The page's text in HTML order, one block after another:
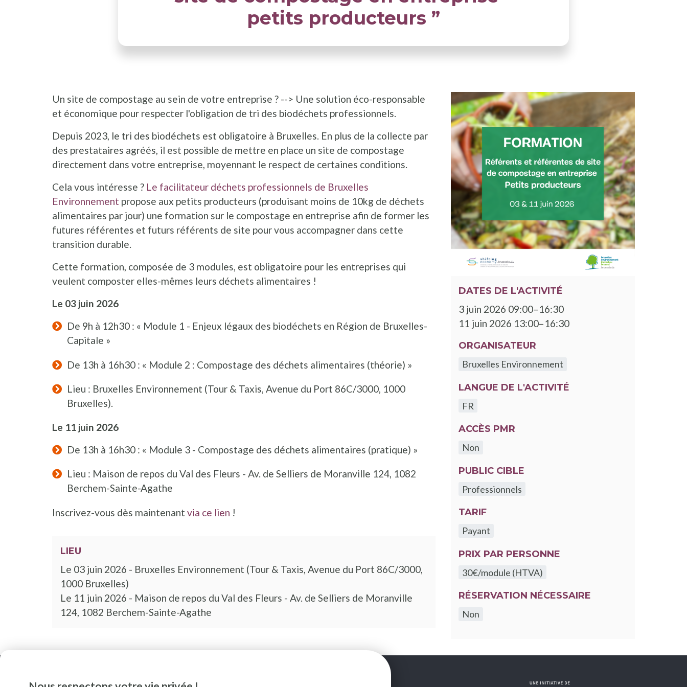
petits producteurs ”
Un site de compostage au sein de votre entreprise ? --> Une solution éco-responsable
et économique pour respecter l'obligation de tri des biodéchets professionnels.
Depuis 2023, le tri des biodéchets est obligatoire à Bruxelles. En plus de la collecte par
des prestataires agréés, il est possible de mettre en place un site de compostage
directement dans votre entreprise, moyennant le respect de certaines conditions.
Cela vous intéresse ? Le facilitateur déchets professionnels de Bruxelles
Environnement propose aux petits producteurs (produisant moins de 10kg de déchets
alimentaires par jour) une formation sur le compostage en entreprise afin de former les
futures référentes et futurs référents de site pour vous accompagner dans cette
transition durable.
Cette formation, composée de 3 modules, est obligatoire pour les entreprises qui
veulent composter elles-mêmes leurs déchets alimentaires !
Le 03 juin 2026
De 9h à 12h30 : « Module 1 - Enjeux légaux des biodéchets en Région de Bruxelles-
Capitale »
De 13h à 16h30 : « Module 2 : Compostage des déchets alimentaires (théorie) »
Lieu : Bruxelles Environnement (Tour & Taxis, Avenue du Port 86C/3000, 1000
Bruxelles).
Le 11 juin 2026
De 13h à 16h30 : « Module 3 - Compostage des déchets alimentaires (pratique) »
Lieu : Maison de repos du Val des Fleurs - Av. de Selliers de Moranville 124, 1082
Berchem-Sainte-Agathe
Inscrivez-vous dès maintenant via ce lien !
LIEU
Le 03 juin 2026 - Bruxelles Environnement (Tour & Taxis, Avenue du Port 86C/3000,
1000 Bruxelles)
Le 11 juin 2026 - Maison de repos du Val des Fleurs - Av. de Selliers de Moranville
124, 1082 Berchem-Sainte-Agathe
DATES DE L'ACTIVITÉ
3 juin 2026 09:00–16:30
11 juin 2026 13:00–16:30
ORGANISATEUR
Bruxelles Environnement
LANGUE DE L'ACTIVITÉ
FR
ACCÈS PMR
Non
PUBLIC CIBLE
Professionnels
TARIF
Payant
PRIX PAR PERSONNE
30€/module (HTVA)
RÉSERVATION NÉCESSAIRE
Non